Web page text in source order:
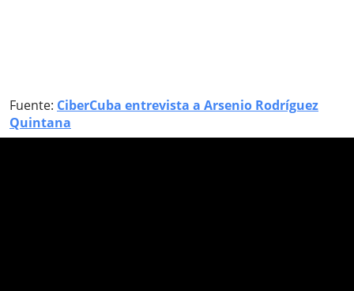
Fuente: CiberCuba entrevista a Arsenio Rodríguez
Quintana